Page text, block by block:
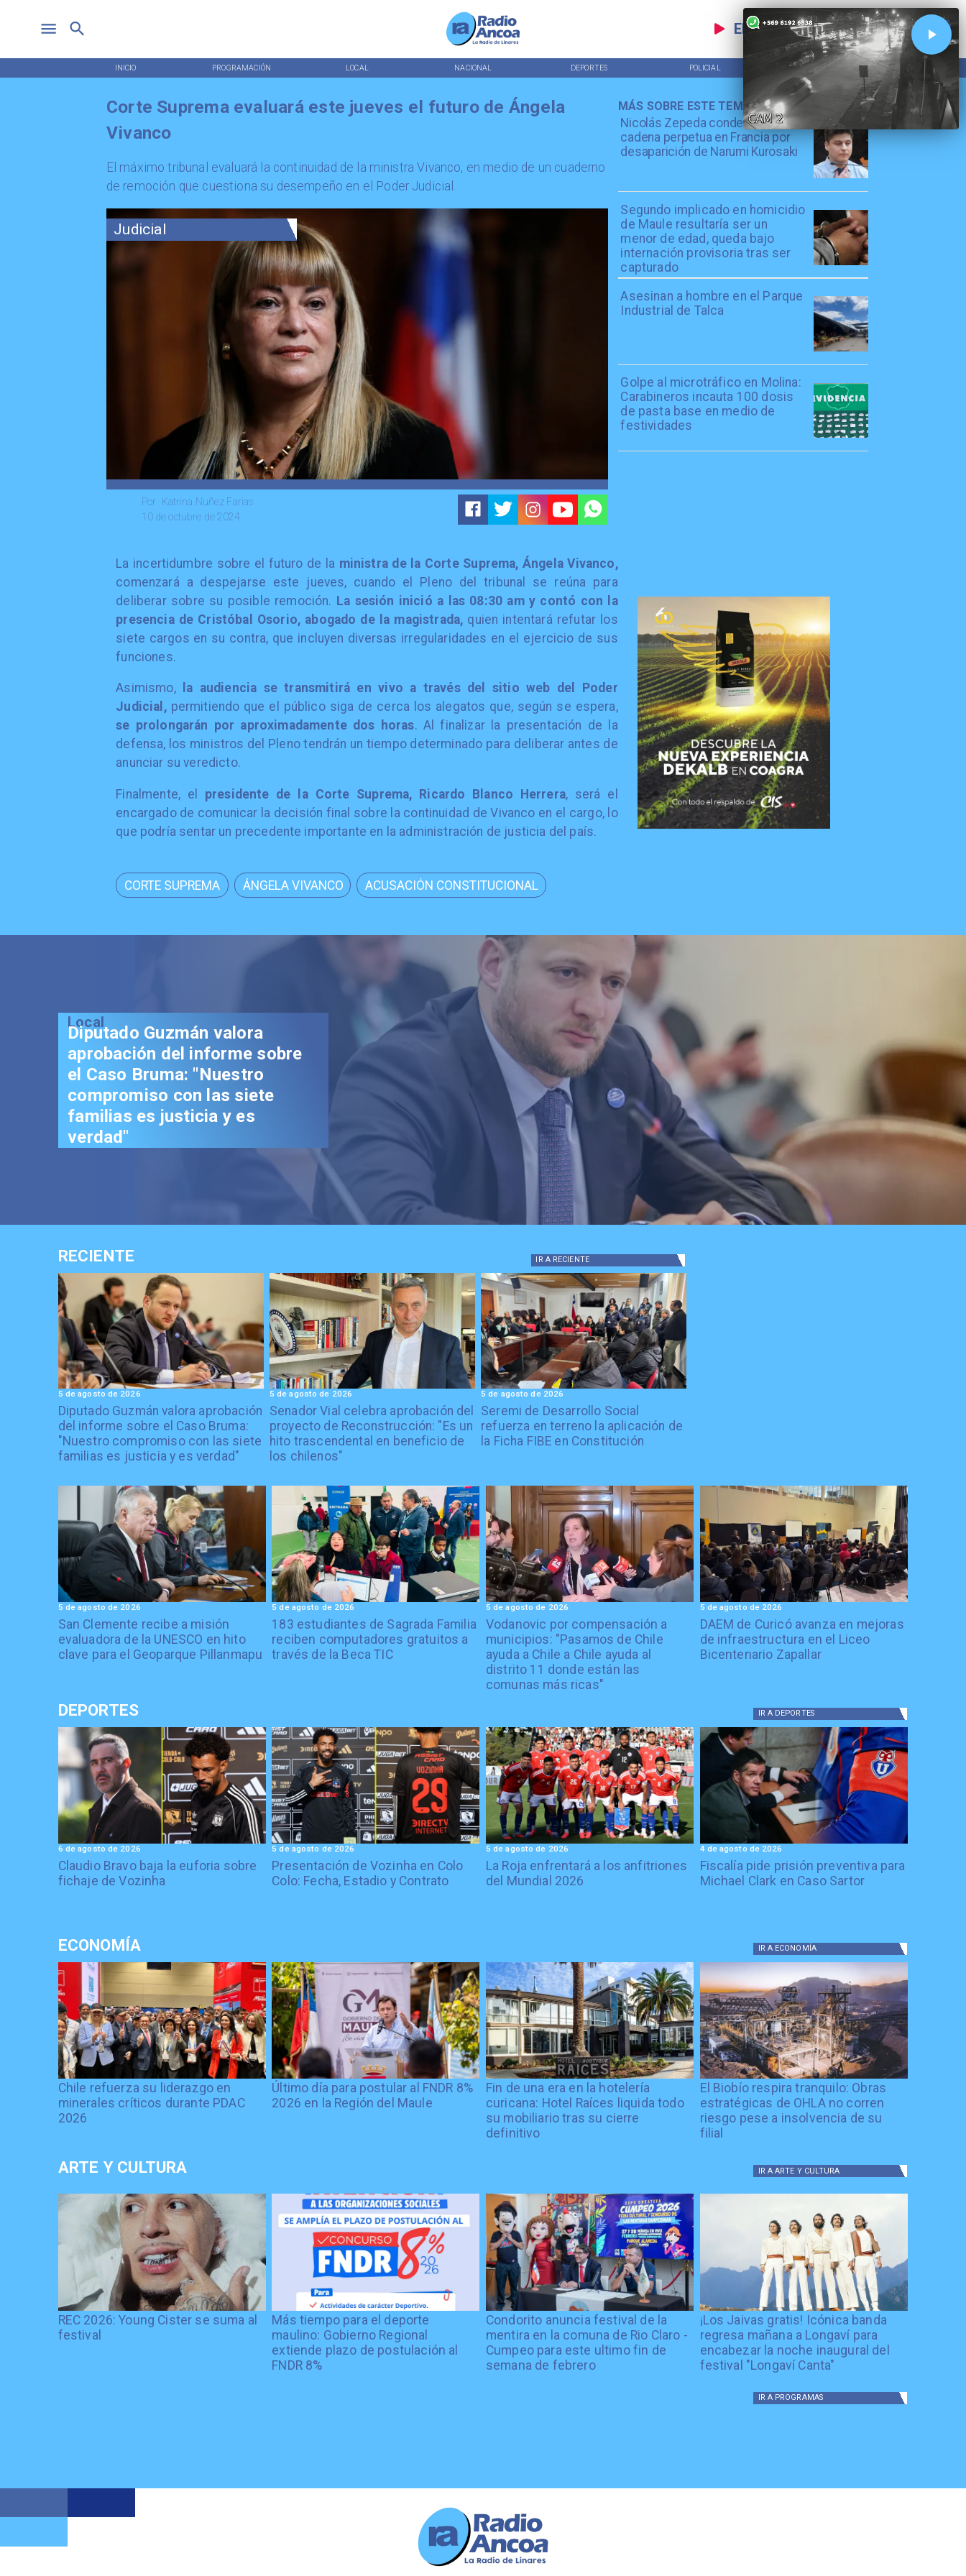
EN VIVO
INICIO PROGRAMACIÓN LOCAL NACIONAL DEPORTES POLICIAL TENDENCIAS
Judicial
Katrina Nuñez Farias
Por
10 de octubre de 2024
Nicolás Zepeda condenado a
cadena perpetua en Francia por
desaparición de Narumi Kurosaki
Segundo implicado en homicidio
de Maule resultaría ser un
menor de edad, queda bajo
internación provisoria tras ser
capturado
Asesinan a hombre en el Parque
Industrial de Talca
Golpe al microtráfico en Molina:
Carabineros incauta 100 dosis
de pasta base en medio de
festividades
MÁS SOBRE ESTE TEMA
Corte Suprema evaluará este jueves el futuro de Ángela
Vivanco
El máximo tribunal evaluará la continuidad de la ministra Vivanco, en medio de un cuaderno
de remoción que cuestiona su desempeño en el Poder Judicial.
La incertidumbre sobre el futuro de la ministra de la Corte Suprema, Ángela Vivanco,
comenzará a despejarse este jueves, cuando el Pleno del tribunal se reúna para
deliberar sobre su posible remoción. La sesión inició a las 08:30 am y contó con la
presencia de Cristóbal Osorio, abogado de la magistrada, quien intentará refutar los
siete cargos en su contra, que incluyen diversas irregularidades en el ejercicio de sus
funciones.
Asimismo,
la audiencia se transmitirá en vivo a través del sitio web del Poder
Judicial, permitiendo que el público siga de cerca los alegatos que, según se espera,
se prolongarán por aproximadamente dos horas. Al finalizar la presentación de la
defensa, los ministros del Pleno tendrán un tiempo determinado para deliberar antes de
anunciar su veredicto.
Finalmente, el presidente de la Corte Suprema, Ricardo Blanco Herrera, será el
encargado de comunicar la decisión final sobre la continuidad de Vivanco en el cargo, lo
que podría sentar un precedente importante en la administración de justicia del país.
CORTE SUPREMA ÁNGELA VIVANCO ACUSACIÓN CONSTITUCIONAL
Local
Diputado Guzmán valora
aprobación del informe sobre
el Caso Bruma: "Nuestro
compromiso con las siete
familias es justicia y es
verdad"
RECIENTE IR A RECIENTE
Diputado Guzmán valora aprobación
del informe sobre el Caso Bruma:
"Nuestro compromiso con las siete
familias es justicia y es verdad"
5 de agosto de 2026
Senador Vial celebra aprobación del
proyecto de Reconstrucción: "Es un
hito trascendental en beneficio de
los chilenos"
5 de agosto de 2026
Seremi de Desarrollo Social
refuerza en terreno la aplicación de
la Ficha FIBE en Constitución
5 de agosto de 2026
San Clemente recibe a misión
evaluadora de la UNESCO en hito
clave para el Geoparque Pillanmapu
5 de agosto de 2026
183 estudiantes de Sagrada Familia
reciben computadores gratuitos a
través de la Beca TIC
5 de agosto de 2026
Vodanovic por compensación a
municipios: "Pasamos de Chile
ayuda a Chile a Chile ayuda al
distrito 11 donde están las
comunas más ricas"
5 de agosto de 2026
DAEM de Curicó avanza en mejoras
de infraestructura en el Liceo
Bicentenario Zapallar
5 de agosto de 2026
DEPORTES IR A DEPORTES
Claudio Bravo baja la euforia sobre
fichaje de Vozinha
6 de agosto de 2026
Presentación de Vozinha en Colo
Colo: Fecha, Estadio y Contrato
5 de agosto de 2026
La Roja enfrentará a los anfitriones
del Mundial 2026
5 de agosto de 2026
Fiscalía pide prisión preventiva para
Michael Clark en Caso Sartor
4 de agosto de 2026
ECONOMÍA IR A ECONOMÍA
Chile refuerza su liderazgo en
minerales críticos durante PDAC
2026
Último día para postular al FNDR 8%
2026 en la Región del Maule
Fin de una era en la hotelería
curicana: Hotel Raíces liquida todo
su mobiliario tras su cierre
definitivo
El Biobío respira tranquilo: Obras
estratégicas de OHLA no corren
riesgo pese a insolvencia de su
filial
ARTE Y CULTURA IR A ARTE Y CULTURA
REC 2026: Young Cister se suma al
festival
Más tiempo para el deporte
maulino: Gobierno Regional
extiende plazo de postulación al
FNDR 8%
Condorito anuncia festival de la
mentira en la comuna de Rio Claro -
Cumpeo para este ultimo fin de
semana de febrero
¡Los Jaivas gratis! Icónica banda
regresa mañana a Longaví para
encabezar la noche inaugural del
festival "Longaví Canta"
IR A PROGRAMAS